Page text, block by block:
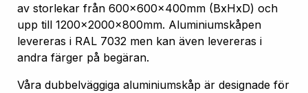
av storlekar från 600x600x400mm (BxHxD) och
upp till 1200x2000x800mm. Aluminiumskåpen
levereras i RAL 7032 men kan även levereras i
andra färger på begäran.
Våra dubbelväggiga aluminiumskåp är designade för